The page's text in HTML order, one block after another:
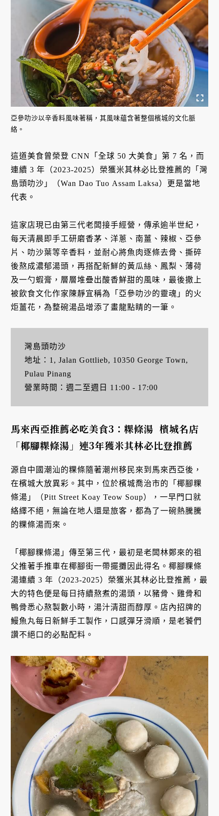
亞參叻沙以辛香料風味著稱，其風味蘊含著整個檳城的文化脈
絡。
這道美食曾榮登 CNN「全球 50 大美食」第 7 名，而
連續 3 年（2023-2025）榮獲米其林必比登推薦的「灣
島頭叻沙」（Wan Dao Tuo Assam Laksa）更是當地
代表。
這家店現已由第三代老闆接手經營，傳承逾半世紀，
每天清晨即手工研磨香茅、洋蔥、南薑、辣椒、亞參
片、叻沙葉等辛香料，並耐心將魚肉逐條去骨、撕碎
後熬成濃郁湯頭，再搭配新鮮的黃瓜絲、鳳梨、薄荷
及一勺蝦膏，層層堆疊出酸香鮮甜的風味，最後撒上
被飲食文化作家陳靜宜稱為「亞參叻沙的靈魂」的火
炬薑花，為整碗湯品增添了畫龍點睛的一筆。
灣島頭叻沙
地址：1, Jalan Gottlieb, 10350 George Town,
Pulau Pinang
營業時間：週二至週日 11:00 - 17:00
馬來西亞推薦必吃美食3：粿條湯 檳城名店
「椰腳粿條湯」連3年獲米其林必比登推薦
源自中國潮汕的粿條隨著潮州移民來到馬來西亞後，
在檳城大放異彩。其中，位於檳城喬治市的「椰腳粿
條湯」（Pitt Street Koay Teow Soup），一早門口就
絡繹不絕，無論在地人還是旅客，都為了一碗熱騰騰
的粿條湯而來。
「椰腳粿條湯」傳至第三代，最初是老闆林鄭來的祖
父推著手推車在椰腳街一帶擺攤因此得名。椰腳粿條
湯連續 3 年（2023-2025）榮獲米其林必比登推薦，最
大的特色便是每日持續熬煮的湯頭，以豬骨、雞骨和
鴨骨悉心熬製數小時，湯汁清甜而醇厚。店內招牌的
鰻魚丸每日新鮮手工製作，口感彈牙滑順，是老饕們
讚不絕口的必點配料。